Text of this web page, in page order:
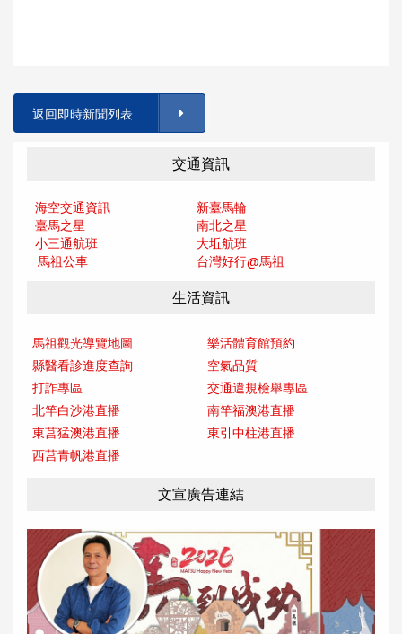
返回即時新聞列表
交通資訊
海空交通資訊
新臺馬輪
臺馬之星
南北之星
小三通航班
大坵航班
馬祖公車
台灣好行@馬祖
生活資訊
馬祖觀光導覽地圖
樂活體育館預約
縣醫看診進度查詢
空氣品質
打詐專區
交通違規檢舉專區
北竿白沙港直播
南竿福澳港直播
東莒猛澳港直播
東引中柱港直播
西莒青帆港直播
文宣廣告連結